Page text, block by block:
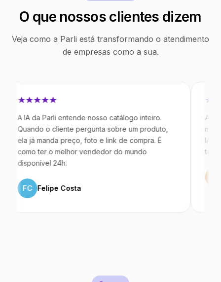
O que nossos clientes dizem
Veja como a Parli está transformando o atendimento
de empresas como a sua.
da Parli entende nosso catálogo inteiro.
o cliente pergunta sobre um produto,
já manda preço, foto e link de compra. É
ter o melhor vendedor do mundo
24h.
Felipe Costa
Antes da
mandavam
IA atende
temos 40%